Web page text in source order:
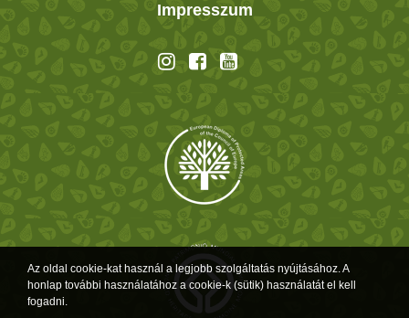
Impresszum
Az oldal cookie-kat használ a legjobb szolgáltatás nyújtásához. A
honlap további használatához a cookie-k (sütik) használatát el kell
fogadni.